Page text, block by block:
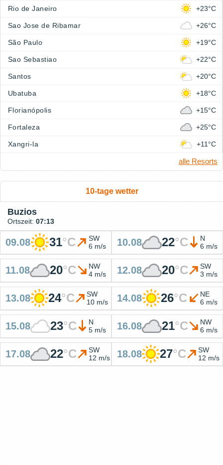
Rio de Janeiro +23°C
Sao Jose de Ribamar +26°C
São Paulo +19°C
Sao Sebastiao +22°C
Santos +20°C
Ubatuba +18°C
Florianópolis +15°C
Fortaleza +25°C
Xangri-la +11°C
alle Resorts
10-tage wetter
Buzios
Ortszeit: 07:13
09.08 31°C
SW
6 m/s
10.08 22°C
N
6 m/s
11.08 20°C
NW
4 m/s
12.08 20°C
SW
3 m/s
13.08 24°C
SW
10 m/s
14.08 26°C
NE
6 m/s
15.08 23°C
N
5 m/s
16.08 21°C
NW
6 m/s
17.08 22°C
SW
12 m/s
18.08 27°C
SW
12 m/s